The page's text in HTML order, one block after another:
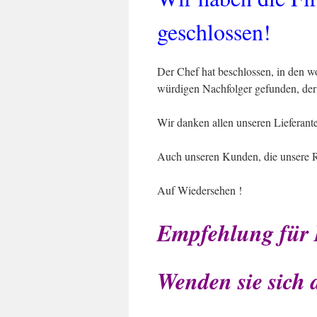
geschlossen!
Der Chef hat beschlossen, in den
würdigen Nachfolger gefunden,
Wir danken allen unseren
Auch unseren Kunden, die unsere
Auf Wiedersehen !
Empfehlung für
Wenden sie